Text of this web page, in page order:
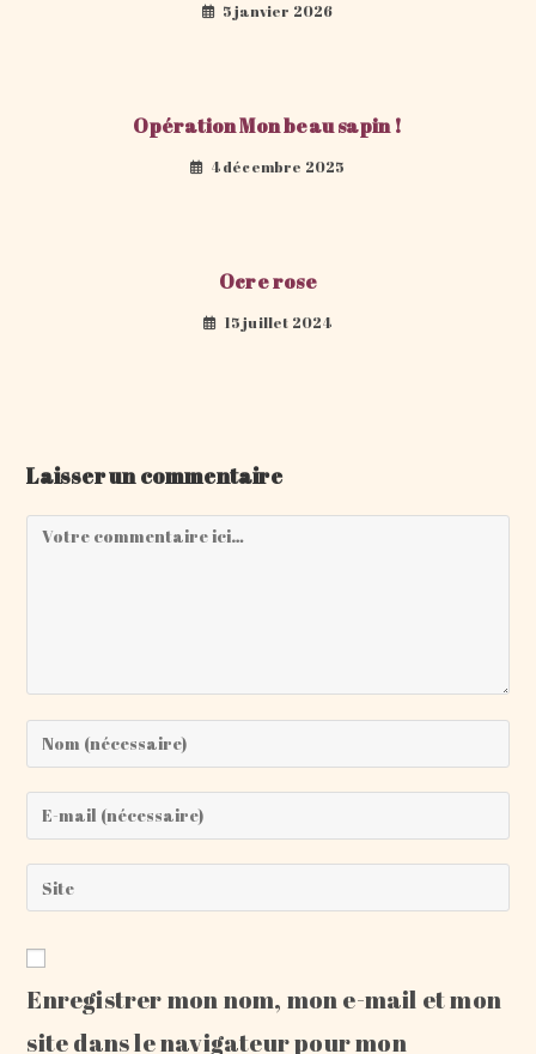
5 janvier 2026
Opération Mon beau sapin !
4 décembre 2025
Ocre rose
15 juillet 2024
Laisser un commentaire
Comment
Enter
your
name
or
to
comment
Enter
your
email
address
comment
Saisir
l’URL
votre
site
Enregistrer mon nom, mon e-mail et mon
site dans le navigateur pour mon